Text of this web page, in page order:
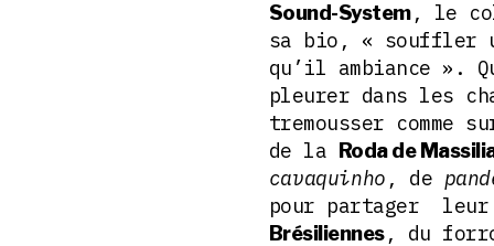
Sound-System, le
sa bio, « souffler
qu’il ambiance ».
pleurer dans les
tremousser comme
de la Roda de
cavaquinho , de
pour partager leur
Brésiliennes, du